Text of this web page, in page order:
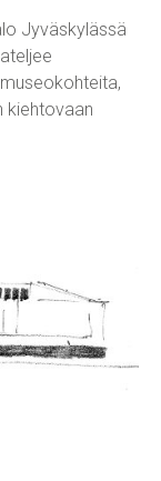
Jyväskylässä
kiehtovaan